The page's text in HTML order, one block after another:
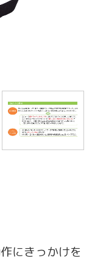
にきっかけを